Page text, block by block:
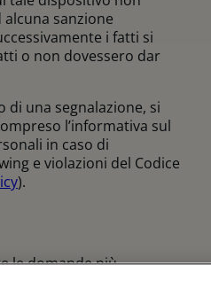
sanzione
i fatti si
o non dovessero dar
di una segnalazione, si
l’informativa sul
in caso di
e violazioni del Codice
).
le domande più